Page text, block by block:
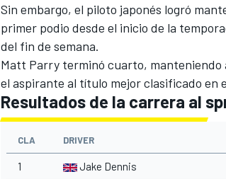
Sin embargo, el piloto japonés logró
primer podio desde el inicio de la
del fin de semana.
Matt Parry terminó cuarto, manteniendo
el aspirante al título mejor clasificado en
Resultados de la carrera al
CLA DRIVER
1 Jake Dennis